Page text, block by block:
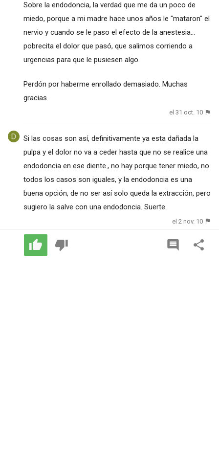
Sobre la endodoncia, la verdad que me da un poco de
miedo, porque a mi madre hace unos años le "mataron" el
nervio y cuando se le paso el efecto de la anestesia...
pobrecita el dolor que pasó, que salimos corriendo a
urgencias para que le pusiesen algo.
Perdón por haberme enrollado demasiado. Muchas
gracias.
el 31 oct. 10
Si las cosas son así, definitivamente ya esta dañada la
pulpa y el dolor no va a ceder hasta que no se realice una
endodoncia en ese diente., no hay porque tener miedo, no
todos los casos son iguales, y la endodoncia es una
buena opción, de no ser así solo queda la extracción, pero
sugiero la salve con una endodoncia. Suerte.
el 2 nov. 10